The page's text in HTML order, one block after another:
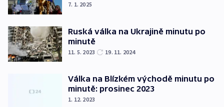
7. 1. 2025
Ruská válka na Ukrajině minutu po
minutě
11. 5. 2023 19. 11. 2024
Válka na Blízkém východě minutu po
minutě: prosinec 2023
1. 12. 2023